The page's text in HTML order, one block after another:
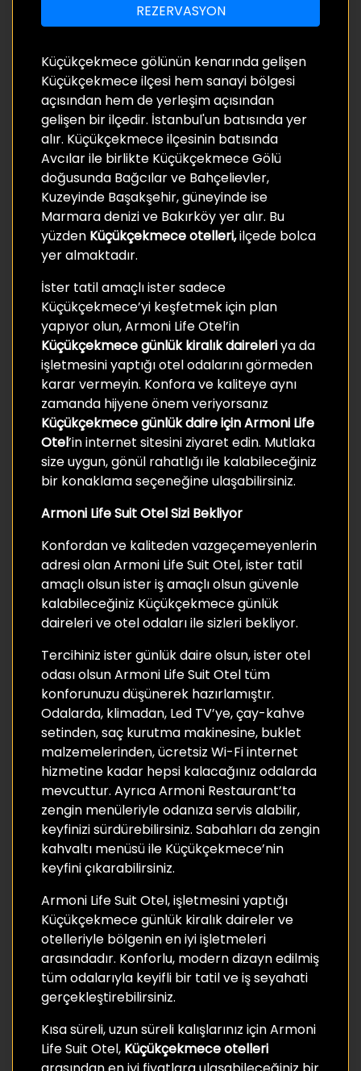
REZERVASYON
Küçükçekmece gölünün kenarında gelişen
Küçükçekmece ilçesi hem sanayi bölgesi
açısından hem de yerleşim açısından
gelişen bir ilçedir. İstanbul'un batısında yer
alır. Küçükçekmece ilçesinin batısında
Avcılar ile birlikte Küçükçekmece Gölü
doğusunda Bağcılar ve Bahçelievler,
Kuzeyinde Başakşehir, güneyinde ise
Marmara denizi ve Bakırköy yer alır. Bu
yüzden Küçükçekmece otelleri,ilçede bolca
yer almaktadır.
İster tatil amaçlı ister sadece
Küçükçekmece’yi keşfetmek için plan
yapıyor olun, Armoni Life Otel’in
Küçükçekmece günlük kiralık daireleriya da
işletmesini yaptığı otel odalarını görmeden
karar vermeyin. Konfora ve kaliteye aynı
zamanda hijyene önem veriyorsanız
Küçükçekmece günlük daire için Armoni Life
Otel’in internet sitesini ziyaret edin. Mutlaka
size uygun, gönül rahatlığı ile kalabileceğiniz
bir konaklama seçeneğine ulaşabilirsiniz.
Armoni Life Suit Otel Sizi Bekliyor
Konfordan ve kaliteden vazgeçemeyenlerin
adresi olan Armoni Life Suit Otel, ister tatil
amaçlı olsun ister iş amaçlı olsun güvenle
kalabileceğiniz Küçükçekmece günlük
daireleri ve otel odaları ile sizleri bekliyor.
Tercihiniz ister günlük daire olsun, ister otel
odası olsun Armoni Life Suit Otel tüm
konforunuzu düşünerek hazırlamıştır.
Odalarda, klimadan, Led TV’ye, çay-kahve
setinden, saç kurutma makinesine, buklet
malzemelerinden, ücretsiz Wi-Fi internet
hizmetine kadar hepsi kalacağınız odalarda
mevcuttur. Ayrıca Armoni Restaurant’ta
zengin menüleriyle odanıza servis alabilir,
keyfinizi sürdürebilirsiniz. Sabahları da zengin
kahvaltı menüsü ile Küçükçekmece’nin
keyfini çıkarabilirsiniz.
Armoni Life Suit Otel, işletmesini yaptığı
Küçükçekmece günlük kiralık daireler ve
otelleriyle bölgenin en iyi işletmeleri
arasındadır. Konforlu, modern dizayn edilmiş
tüm odalarıyla keyifli bir tatil ve iş seyahati
gerçekleştirebilirsiniz.
Kısa süreli, uzun süreli kalışlarınız için Armoni
Life Suit Otel, Küçükçekmece otelleri